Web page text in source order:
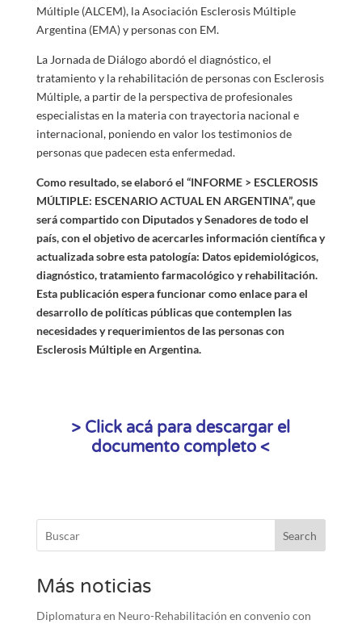
Múltiple (ALCEM), la Asociación Esclerosis Múltiple
Argentina (EMA) y personas con EM.
La Jornada de Diálogo abordó el diagnóstico, el
tratamiento y la rehabilitación de personas con Esclerosis
Múltiple, a partir de la perspectiva de profesionales
especialistas en la materia con trayectoria nacional e
internacional, poniendo en valor los testimonios de
personas que padecen esta enfermedad.
Como resultado, se elaboró el “INFORME > ESCLEROSIS
MÚLTIPLE: ESCENARIO ACTUAL EN ARGENTINA”, que
será compartido con Diputados y Senadores de todo el
país, con el objetivo de acercarles información científica y
actualizada sobre esta patología: Datos epidemiológicos,
diagnóstico, tratamiento farmacológicoy rehabilitación.
Esta publicación espera funcionar como enlace para el
desarrollo de políticas públicas que contemplen las
necesidades y requerimientos de las personas con
Esclerosis Múltiple en Argentina.
> Click acá para descargar el
documento completo <
Search
Más noticias
Diplomatura en Neuro-Rehabilitación en convenio con